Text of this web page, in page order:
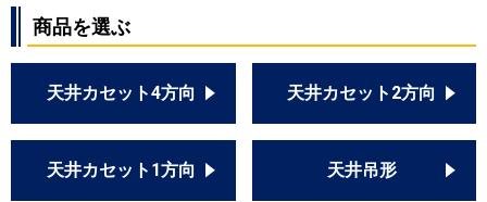
商品を選ぶ
天井カセット4方向 天井カセット2方向
天井カセット1方向 天井吊形